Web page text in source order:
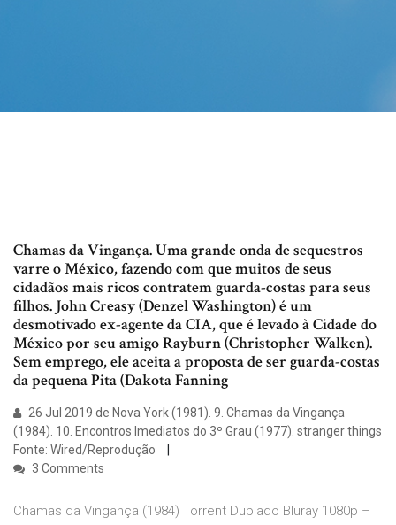
Chamas da Vingança. Uma grande onda de sequestros
varre o México, fazendo com que muitos de seus
cidadãos mais ricos contratem guarda-costas para seus
filhos. John Creasy (Denzel Washington) é um
desmotivado ex-agente da CIA, que é levado à Cidade do
México por seu amigo Rayburn (Christopher Walken).
Sem emprego, ele aceita a proposta de ser guarda-costas
da pequena Pita (Dakota Fanning
26 Jul 2019 de Nova York (1981). 9. Chamas da Vingança
(1984). 10. Encontros Imediatos do 3º Grau (1977). stranger things
Fonte: Wired/Reprodução
3 Comments
Chamas da Vingança (1984) Torrent Dublado Bluray 1080p –